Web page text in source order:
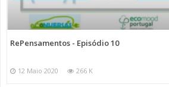
RePensamentos - Episódio 10
12 Maio 2020 266 K